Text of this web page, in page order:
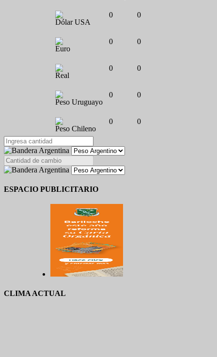
Dólar USA
0 0
Euro
0 0
Real
0 0
Peso Uruguayo
0 0
Peso Chileno
0 0
ESPACIO PUBLICITARIO
CLIMA ACTUAL